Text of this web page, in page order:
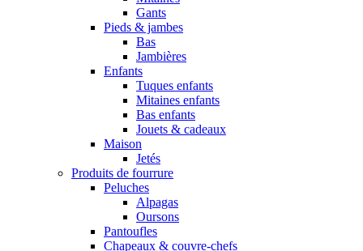
Gants
Pieds & jambes
Bas
Jambières
Enfants
Tuques enfants
Mitaines enfants
Bas enfants
Jouets & cadeaux
Maison
Jetés
Produits de fourrure
Peluches
Alpagas
Oursons
Pantoufles
Chapeaux & couvre-chefs